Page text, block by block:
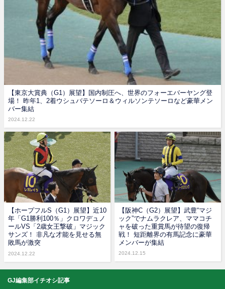
【東京大賞典（G1）展望】国内制圧へ、世界のフォーエバーヤング登
場！ 昨年1、2着ウシュバテソーロ＆ウィルソンテソーロなど豪華メン
バー集結
2024.12.22
【ホープフルS（G1）展望】近10
年「G1勝利100％」クロワデュノ
ールVS「2歳女王撃破」マジック
サンズ！ 非凡な才能を見せる無
敗馬が激突
2024.12.22
【阪神C（G2）展望】武豊“マジ
ック”でナムラクレア、ママコチ
ャを破った重賞馬が待望の復帰
戦！ 短距離界の有馬記念に豪華
メンバーが集結
2024.12.15
GJ編集部イチオシ記事